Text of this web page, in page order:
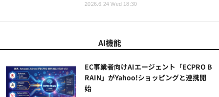
2026.6.24 Wed 18:30
AI機能
EC事業者向けAIエージェント「ECPRO B
RAIN」がYahoo!ショッピングと連携開
始